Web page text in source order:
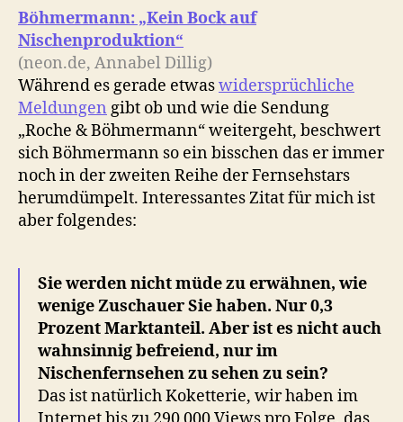
Böhmermann: „Kein Bock auf
Nischenproduktion“
(neon.de, Annabel Dillig)
Während es gerade etwaswidersprüchliche
Meldungen gibt ob und wie die Sendung
„Roche & Böhmermann“ weitergeht, beschwert
sich Böhmermann so ein bisschen das er immer
noch in der zweiten Reihe der Fernsehstars
herumdümpelt. Interessantes Zitat für mich ist
aber folgendes:
Sie werden nicht müde zu erwähnen, wie
wenige Zuschauer Sie haben. Nur 0,3
Prozent Marktanteil. Aber ist es nicht auch
wahnsinnig befreiend, nur im
Nischenfernsehen zu sehen zu sein?
Das ist natürlich Koketterie, wir haben im